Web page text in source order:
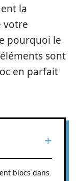
la
votre
pourquoi le
sont
en parfait
blocs dans